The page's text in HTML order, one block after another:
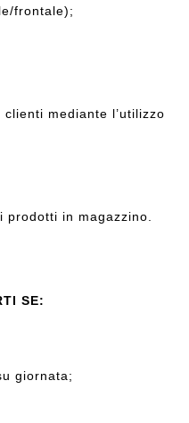
frontale);
mediante l’utilizzo
elettrico;
prodotti in magazzino.
SE:
su giornata;